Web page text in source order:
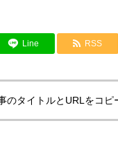
Line RSS
のタイトルとURLをコピ